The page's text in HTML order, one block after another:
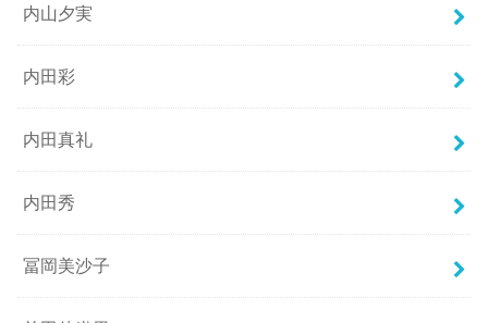
内山夕実
内田彩
内田真礼
内田秀
冨岡美沙子